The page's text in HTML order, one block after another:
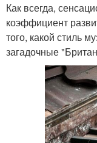
Как всегда,
коэффициент
того, какой стиль
загадочные